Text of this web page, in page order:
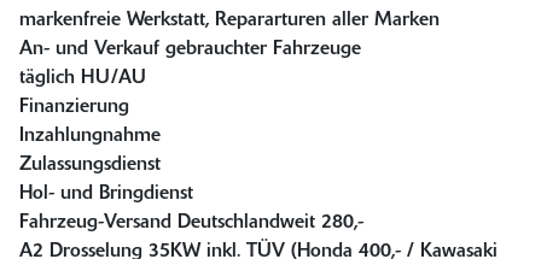
markenfreie Werkstatt, Repararturen aller Marken
An- und Verkauf gebrauchter Fahrzeuge
täglich HU/AU
Finanzierung
Inzahlungnahme
Zulassungsdienst
Hol- und Bringdienst
Fahrzeug-Versand Deutschlandweit 280,-
A2 Drosselung 35KW inkl. TÜV (Honda 400,- / Kawasaki